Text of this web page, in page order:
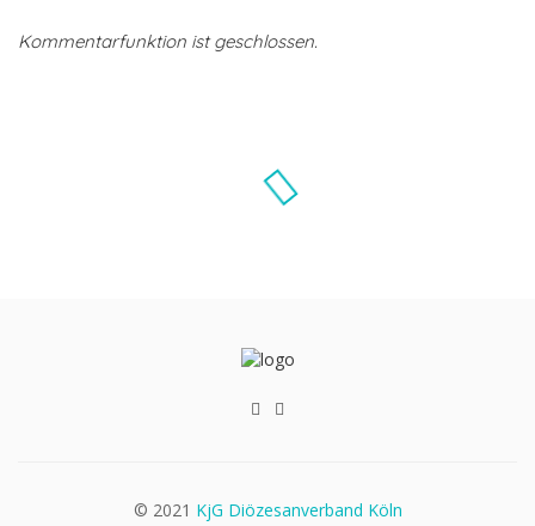
Kommentarfunktion ist geschlossen.
© 2021 KjG Diözesanverband Köln